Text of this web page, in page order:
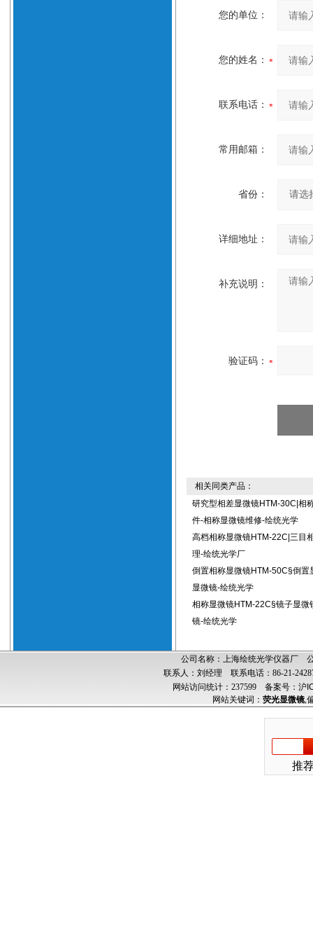
您的单位：
您的姓名：
联系电话：
常用邮箱：
省份：
详细地址：
补充说明：
验证码：
相关同类产品：
研究型相差显微镜HTM-30C|相
件-相称显微镜维修-绘统光学
高档相称显微镜HTM-22C|三目
理-绘统光学厂
倒置相称显微镜HTM-50C§倒置
显微镜-绘统光学
相称显微镜HTM-22C§镜子显微
镜-绘统光学
公司名称：上海绘统光学仪器厂
联系人：刘经理 联系电话：86-21-
网站访问统计：237599 备案号：沪
网站关键词： 荧光显微镜,
推